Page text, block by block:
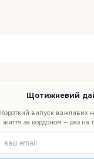
Щотижневий
Короткий випуск важливих
життя за кордоном — раз на